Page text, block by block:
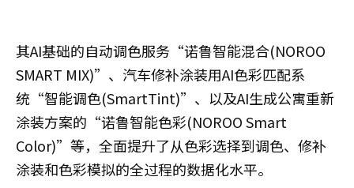
其AI基础的自动调色服务“诺鲁智能混合(NOROO
SMART MIX)”、汽车修补涂装用AI色彩匹配系
统“智能调色(SmartTint)”、以及AI生成公寓重新
涂装方案的“诺鲁智能色彩(NOROO Smart
Color)”等，全面提升了从色彩选择到调色、修补
涂装和色彩模拟的全过程的数据化水平。